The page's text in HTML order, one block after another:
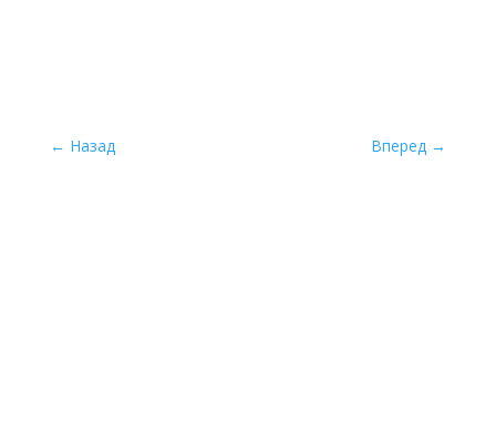
← Назад Вперед →